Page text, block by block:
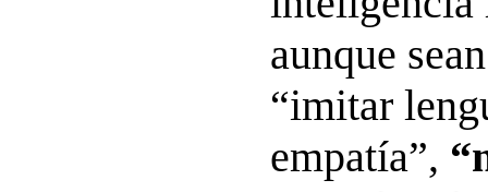
aunque
“imitar
empatía”,